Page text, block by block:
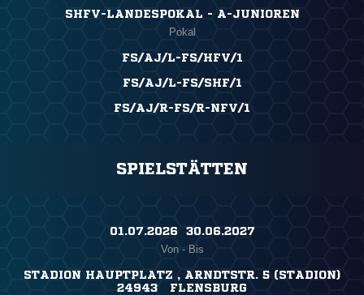
SHFV-LANDESPOKAL - A-JUNIOREN
Pokal
FS/AJ/L-FS/HFV/1
FS/AJ/L-FS/SHF/1
FS/AJ/R-FS/R-NFV/1
SPIELSTÄTTEN
01.07.2026 ​ 30.06.2027
Von - Bis
STADION HAUPTPLATZ , ARNDTSTR. 5 (STADION)
24943 FLENSBURG